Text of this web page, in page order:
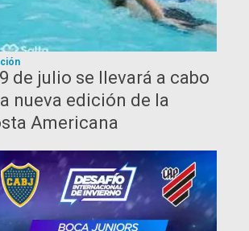
de julio se llevará a cabo
nueva edición de la
Americana